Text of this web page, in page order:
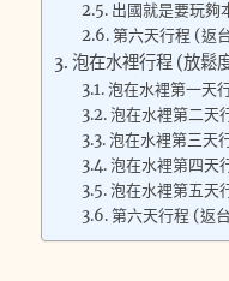
出國就是要玩夠
第六天行程 (返
泡在水裡行程 (放鬆
泡在水裡第一天
泡在水裡第二天
泡在水裡第三天
泡在水裡第四天
泡在水裡第五天
第六天行程 (返